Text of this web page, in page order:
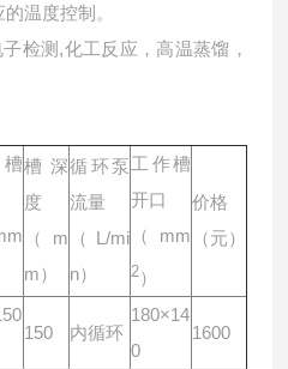
温度控制。
检测,化工反应，高温蒸馏，
槽深
度
（m
m）
循环泵
流量
（L/mi
n）
工作槽
开口
（mm
2）
价格
（元）
150 内循环
180×14
0
1600